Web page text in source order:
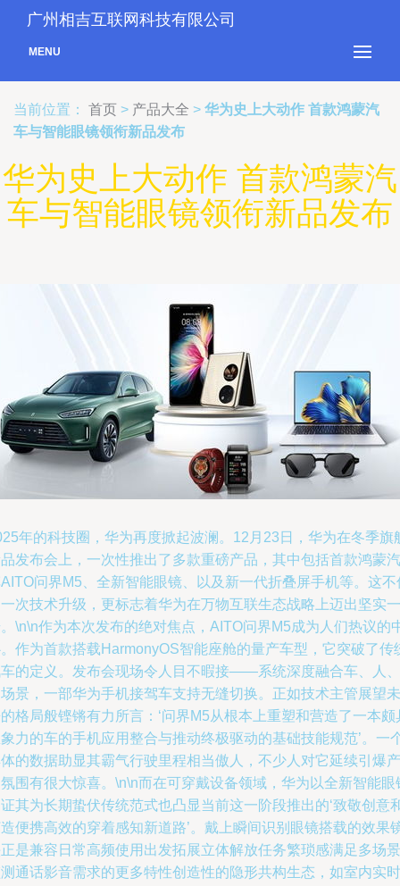
广州相吉互联网科技有限公司
MENU
当前位置： 首页 > 产品大全 > 华为史上大动作 首款鸿蒙汽
车与智能眼镜领衔新品发布
华为史上大动作 首款鸿蒙汽
车与智能眼镜领衔新品发布
年的科技圈，华为再度掀起波澜。12月23日，华为在冬季旗
发布会上，一次性推出了多款重磅产品，其中包括首款鸿蒙汽
问界M5、全新智能眼镜、以及新一代折叠屏手机等。这不
次技术升级，更标志着华为在万物互联生态战略上迈出坚实一
\n\n作为本次发布的绝对焦点，AITO问界M5成为人们热议的
作为首款搭载HarmonyOS智能座舱的量产车型，它突破了传
的定义。发布会现场令人目不暇接——系统深度融合车、人、
景，一部华为手机接驾车支持无缝切换。正如技术主管展望未
格局般铿锵有力所言：‘问界M5从根本上重塑和营造了一本颇
力的车的手机应用整合与推动终极驱动的基础技能规范’。一
的数据助显其霸气行驶里程相当傲人，不少人对它延续引爆产
围有很大惊喜。\n\n而在可穿戴设备领域，华为以全新智能眼
其为长期蛰伏传统范式也凸显当前这一阶段推出的‘致敬创意
便携高效的穿着感知新道路’。戴上瞬间识别眼镜搭载的效果
是兼容日常高频使用出发拓展立体解放任务繁琐感满足多场景
通话影音需求的更多特性创造性的隐形共构生态，如室内实时